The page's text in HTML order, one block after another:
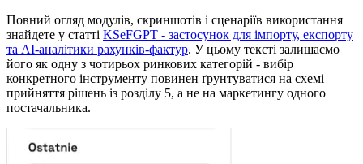
Повний огляд модулів, скриншотів і сценаріїв використання
знайдете у статті KSeFGPT - застосунок для імпорту, експорту
та AI-аналітики рахунків-фактур. У цьому тексті залишаємо
його як одну з чотирьох ринкових категорій - вибір
конкретного інструменту повинен ґрунтуватися на схемі
прийняття рішень із розділу 5, а не на маркетингу одного
постачальника.